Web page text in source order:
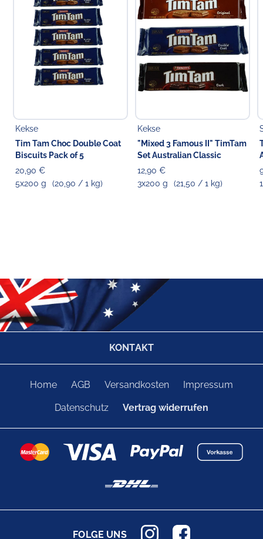
Kekse
Tim Tam Choc Double Coat
Biscuits Pack of 5
20,90 €
5x200 g
(20,90 / 1 kg)
Kekse
"Mixed 3 Famous II" TimTam
Set Australian Classic
12,90 €
3x200 g
(21,50 / 1 kg)
KONTAKT
Home AGB Versandkosten Impressum
Datenschutz Vertrag widerrufen
FOLGE UNS